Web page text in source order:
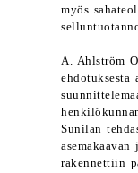
myös
A. Ahlström
Sunilan
rakennettiin